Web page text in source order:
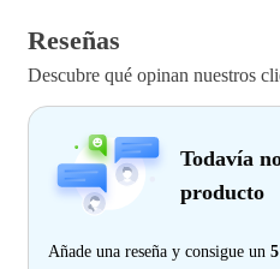
Reseñas
Descubre qué opinan nuestros
Todavía
producto
Añade una reseña y consigue un